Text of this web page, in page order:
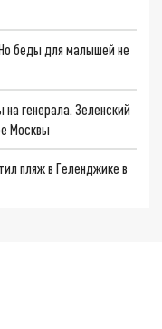
беды для малышей не
генерала. Зеленский
Москвы
пляж в Геленджике в